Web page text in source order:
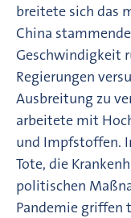
breitete sich das
China
Geschwindigkeit
Regierungen
Ausbreitung zu
arbeitete mit
und Impfstoffen.
Tote, die
politischen
Pandemie griffen